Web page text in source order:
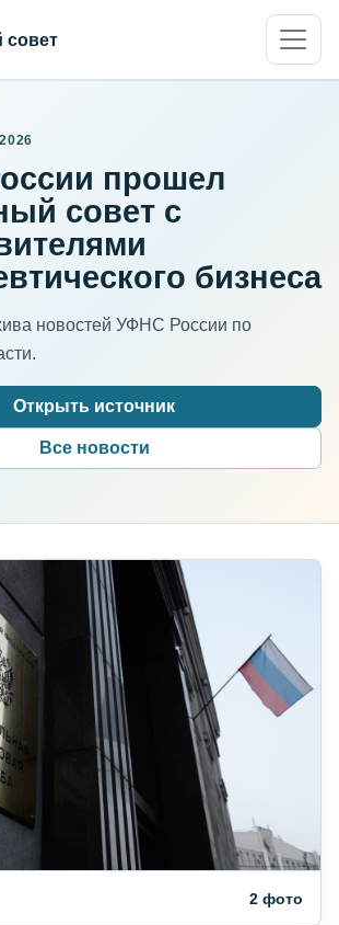
прошел
совет с
бизнеса
новостей УФНС России по
Открыть источник
Все новости
2 фото